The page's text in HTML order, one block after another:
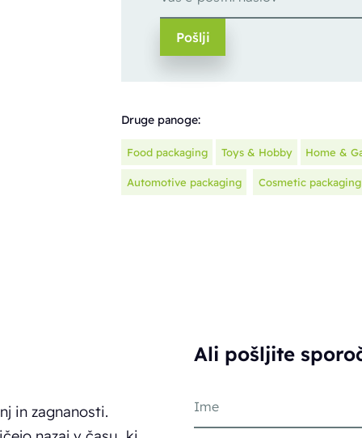
Druge panoge:
Food packaging Toys & Hobby Home &
Automotive packaging Cosmetic packaging
in zagnanosti.
Ali pošljite